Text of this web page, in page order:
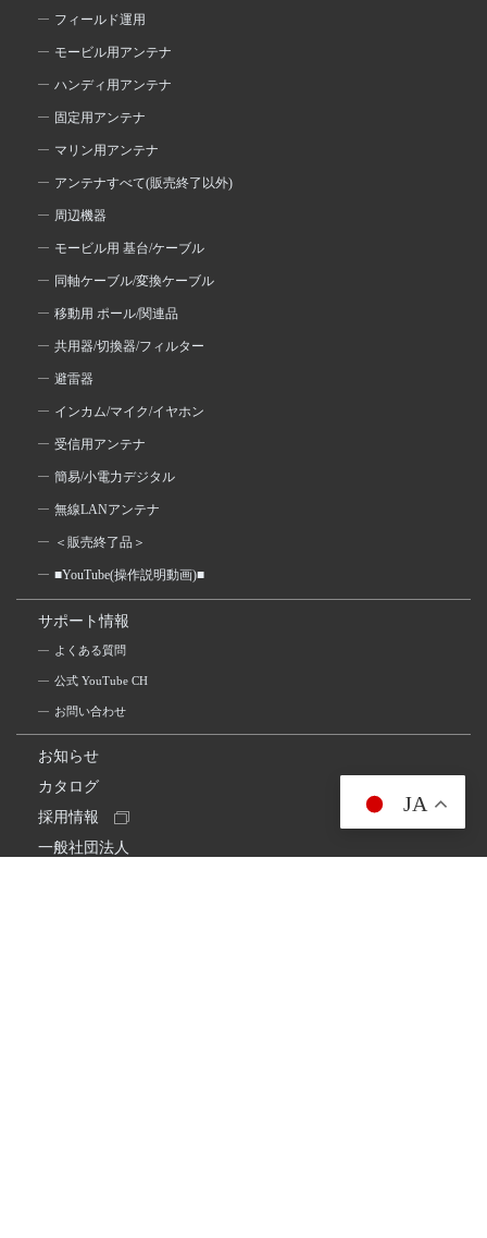
フィールド運用
モービル用アンテナ
ハンディ用アンテナ
固定用アンテナ
マリン用アンテナ
アンテナすべて(販売終了以外)
周辺機器
モービル用 基台/ケーブル
同軸ケーブル/変換ケーブル
移動用 ポール/関連品
共用器/切換器/フィルター
避雷器
インカム/マイク/イヤホン
受信用アンテナ
簡易/小電力デジタル
無線LANアンテナ
＜販売終了品＞
■YouTube(操作説明動画)■
サポート情報
よくある質問
公式 YouTube CH
お問い合わせ
お知らせ
カタログ
採用情報
一般社団法人
JA